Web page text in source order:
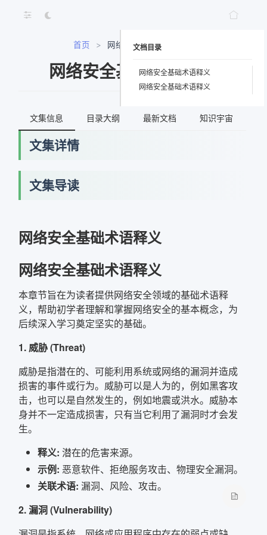
首页 > 网络安全基础术语释义
网络安全基础术语释义
文集信息 目录大纲 最新文档 知识宇宙
文集详情
文集导读
网络安全基础术语释义
网络安全基础术语释义
本章节旨在为读者提供网络安全领域的基础术语释
义，帮助初学者理解和掌握网络安全的基本概念，为
后续深入学习奠定坚实的基础。
1. 威胁 (Threat)
威胁是指潜在的、可能利用系统或网络的漏洞并造成
损害的事件或行为。威胁可以是人为的，例如黑客攻
击，也可以是自然发生的，例如地震或洪水。威胁本
身并不一定造成损害，只有当它利用了漏洞时才会发
生。
释义: 潜在的危害来源。
示例: 恶意软件、拒绝服务攻击、物理安全漏洞。
关联术语: 漏洞、风险、攻击。
2. 漏洞 (Vulnerability)
文档目录
网络安全基础术语释义
网络安全基础术语释义
确定
复制弹框内信息